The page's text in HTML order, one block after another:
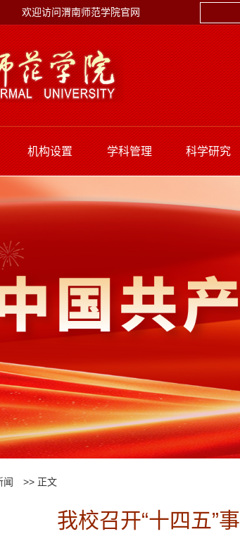
欢迎访问渭南师范学院官网
机构设置 学科管理 科学研究
闻 >> 正文
我校召开“十四五”